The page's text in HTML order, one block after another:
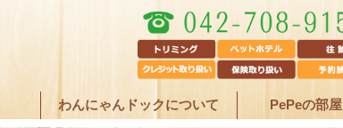
わんにゃんドックについて PePeの部屋